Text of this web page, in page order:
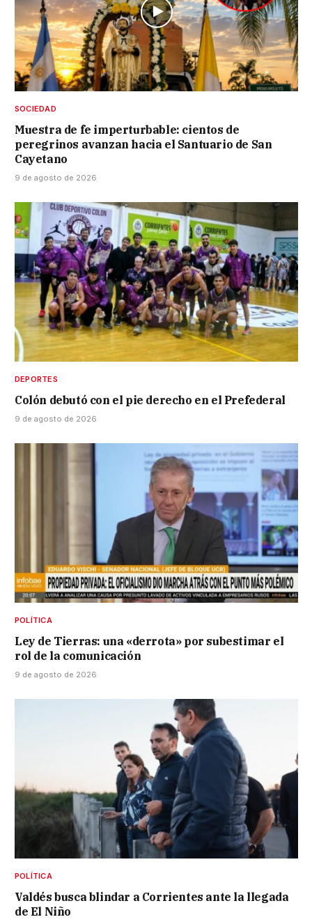
SOCIEDAD
Muestra de fe imperturbable: cientos de
peregrinos avanzan hacia el Santuario de San
Cayetano
9 de agosto de 2026
DEPORTES
Colón debutó con el pie derecho en el Prefederal
9 de agosto de 2026
POLÍTICA
Ley de Tierras: una «derrota» por subestimar el
rol de la comunicación
9 de agosto de 2026
POLÍTICA
Valdés busca blindar a Corrientes ante la llegada
de El Niño